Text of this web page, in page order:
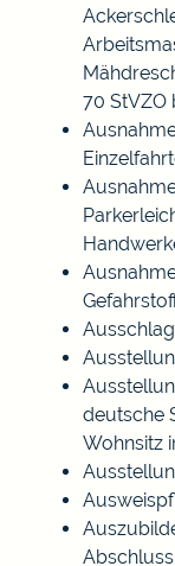
70 StVZO
deutsche
Wohnsitz